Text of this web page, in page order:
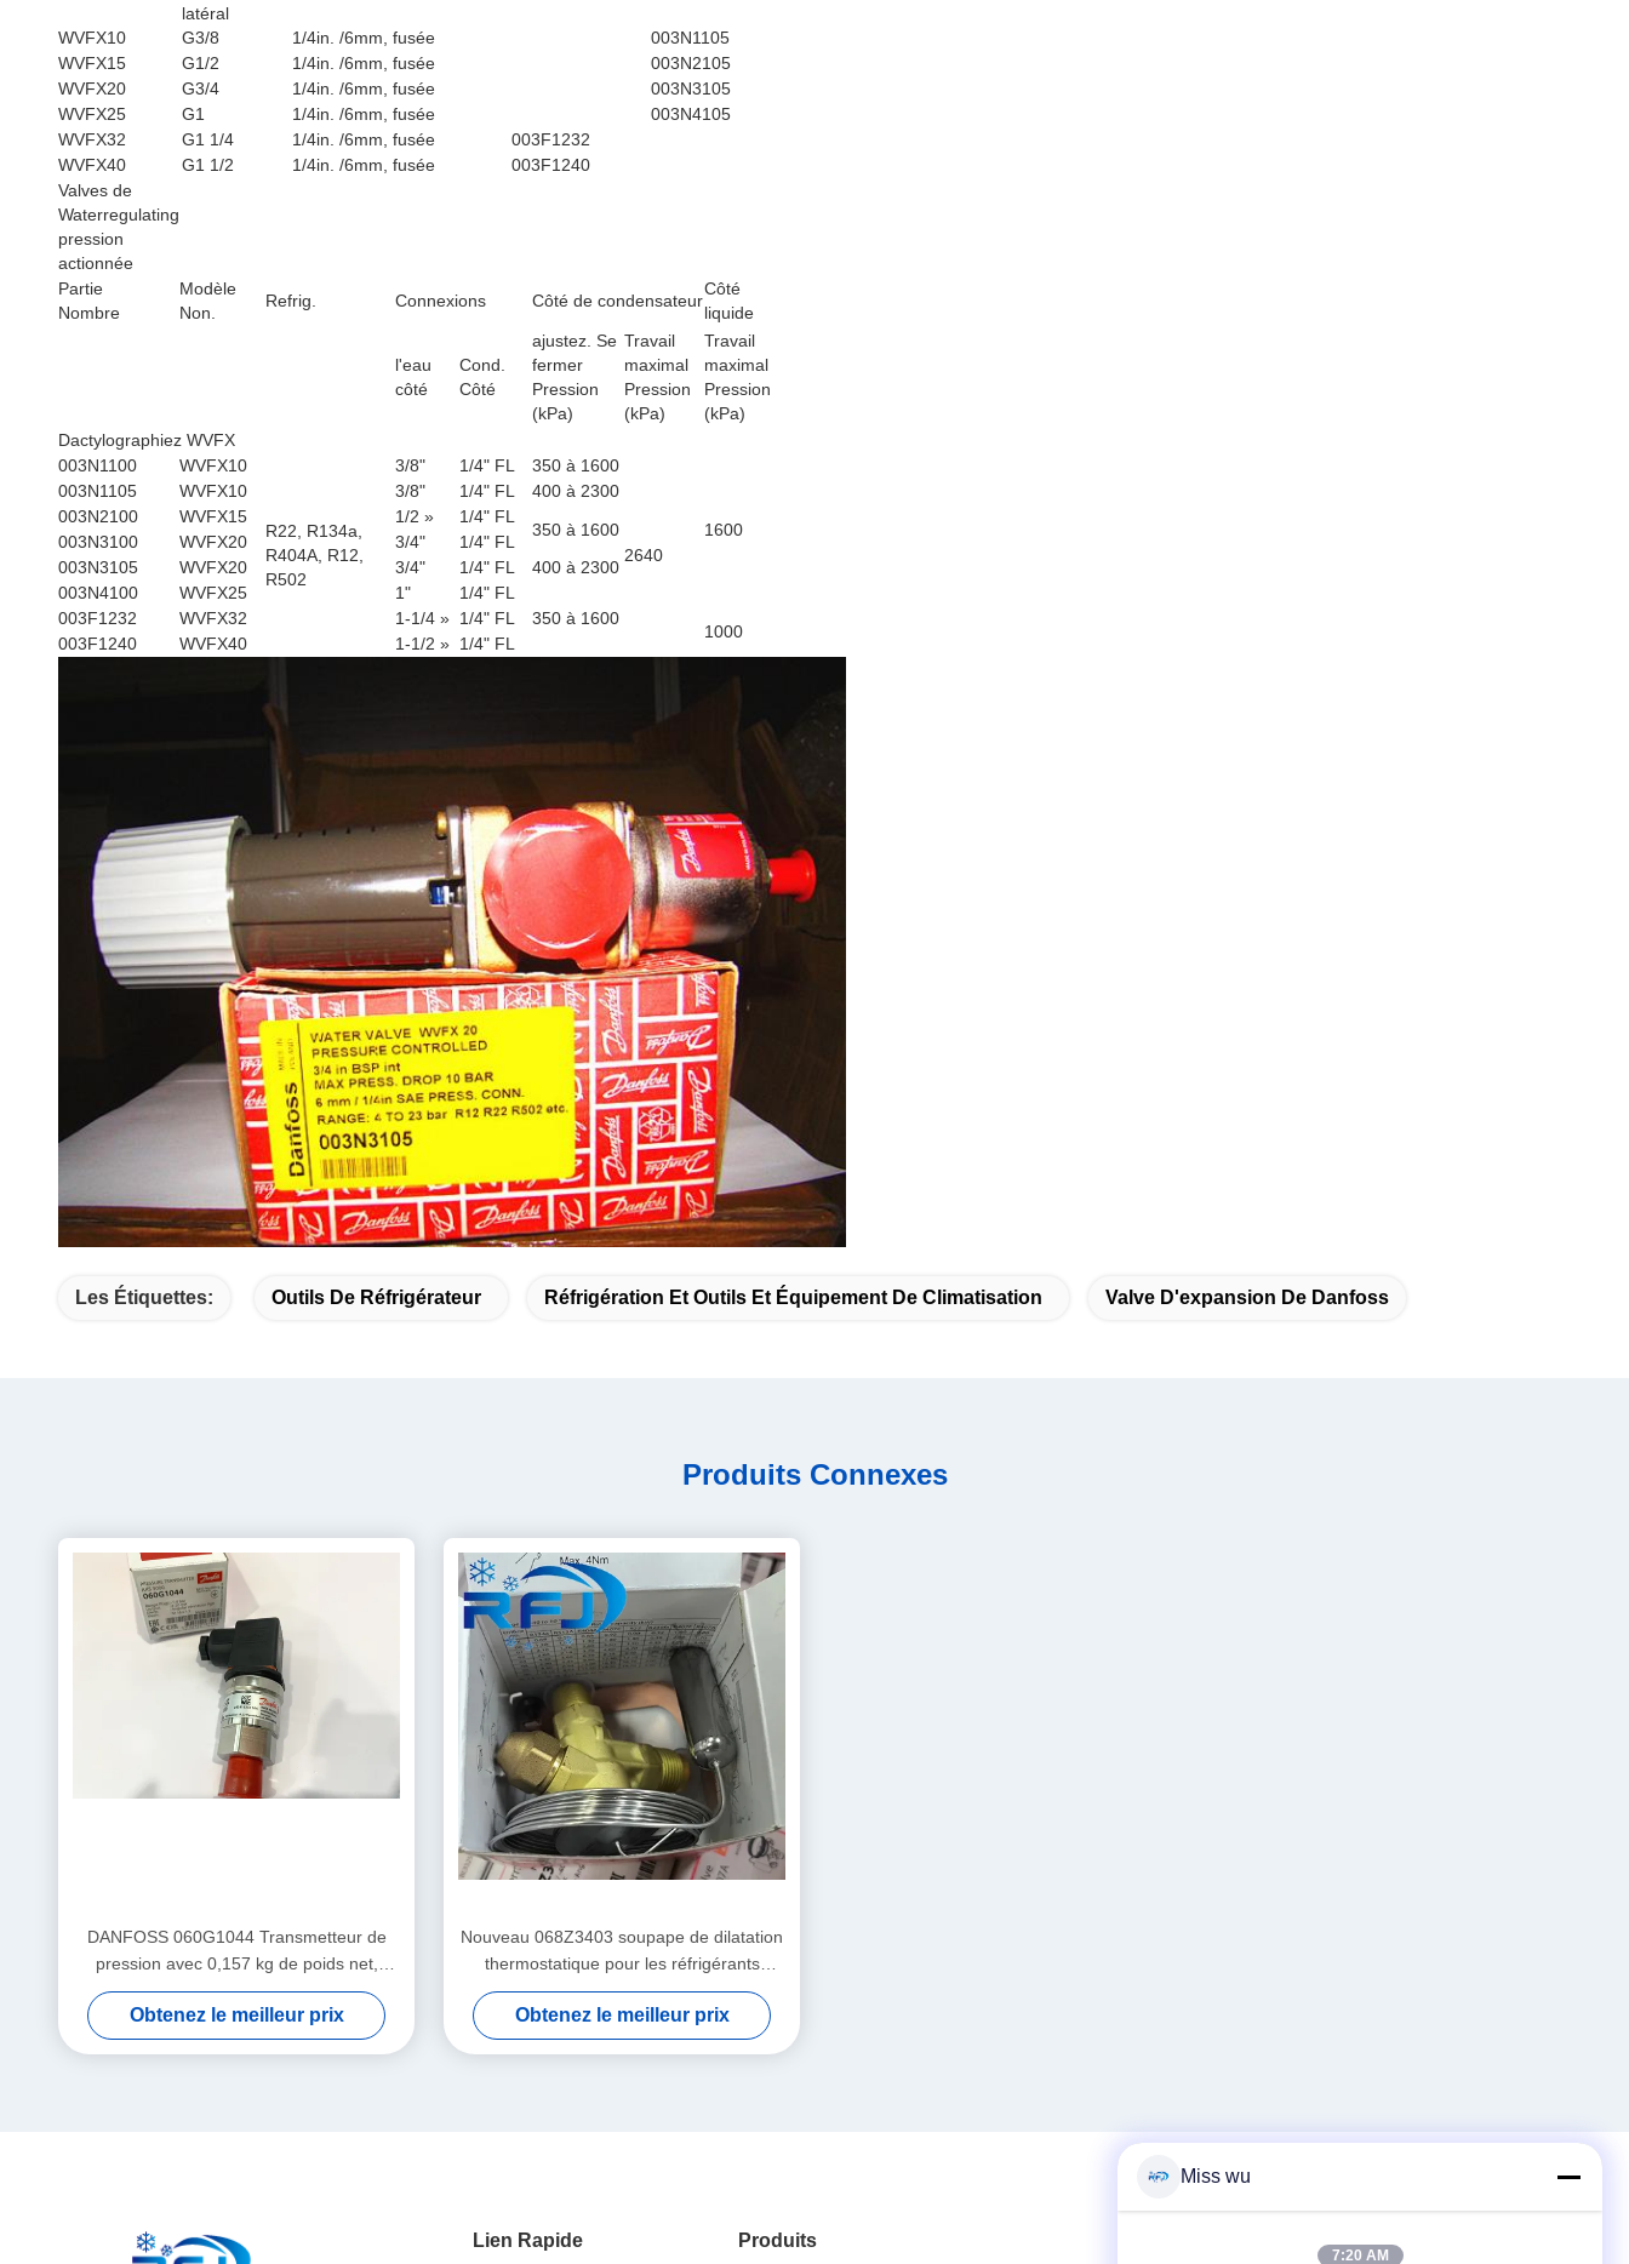
latéral
WVFX10 G3/8 1/4in. /6mm, fusée
003N1105
WVFX15
G1/2 1/4in. /6mm, fusée
003N2105
WVFX20
G3/4 1/4in. /6mm, fusée
003N3105
WVFX25
G1 1/4in. /6mm, fusée
003N4105
WVFX32
G1 1/4 1/4in. /6mm, fusée
003F1232
WVFX40
G1 1/2 1/4in. /6mm, fusée
003F1240
Valves de
Waterregulating
pression
actionnée
Partie
Nombre
Modèle
Non.
Refrig. Connexions Côté de condensateur
Côté
liquide
l'eau
côté
Cond.
Côté
ajustez. Se
fermer
Pression
(kPa)
Travail
maximal
Pression
(kPa)
Travail
maximal
Pression
(kPa)
Dactylographiez WVFX
003N1100
WVFX10
R22, R134a,
R404A, R12,
R502
3/8" 1/4" FL 350 à 1600
2640
1600
003N1105 WVFX10 3/8" 1/4" FL
400 à 2300
003N2100
WVFX15 1/2 » 1/4" FL
350 à 1600
003N3100 WVFX20 3/4"
1/4" FL
003N3105
WVFX20 3/4" 1/4" FL
400 à 2300
003N4100
WVFX25 1"
1/4" FL
350 à 1600
003F1232 WVFX32 1-1/4 » 1/4" FL
1000
003F1240 WVFX40 1-1/2 » 1/4" FL
Les Étiquettes: Outils De Réfrigérateur Réfrigération Et Outils Et Équipement De Climatisation Valve D'expansion De Danfoss
Produits Connexes
DANFOSS 060G1044 Transmetteur de
pression avec 0,157 kg de poids net,
matières premières traçables et options
de personnalisation
Obtenez le meilleur prix
Nouveau 068Z3403 soupape de dilatation
thermostatique pour les réfrigérants
R404A/R507A
Obtenez le meilleur prix
Lien Rapide Produits Contactez rapidement
Miss wu
7:20 AM